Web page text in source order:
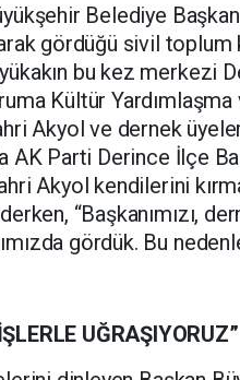
Belediye
gördüğü sivil
bu kez merkezi
Kültür
Akyol ve dernek
AK Parti Derince İlçe
Akyol kendilerini
“Başkanımızı,
gördük. Bu
UĞRAŞIYORUZ”